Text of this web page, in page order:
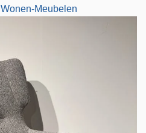
Wonen-Meubelen